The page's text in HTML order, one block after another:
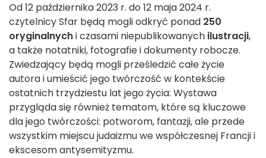
Od 12 października 2023 r. do 12 maja 2024 r.
czytelnicy Sfar będą mogli odkryć ponad 250
oryginalnychi czasami niepublikowanych ilustracji,
a także notatniki, fotografie i dokumenty robocze.
Zwiedzający będą mogli prześledzić całe życie
autora i umieścić jego twórczość w kontekście
ostatnich trzydziestu lat jego życia: Wystawa
przygląda się również tematom, które są kluczowe
dla jego twórczości: potworom, fantazji, ale przede
wszystkim miejscu judaizmu we współczesnej Francji i
ekscesom antysemityzmu.